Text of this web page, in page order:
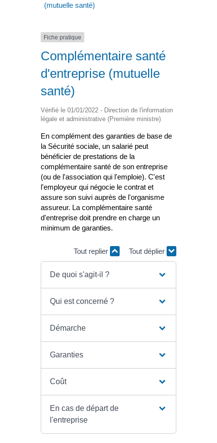
(mutuelle santé)
Fiche pratique
Complémentaire santé
d'entreprise (mutuelle
santé)
Vérifié le 01/01/2022 - Direction de l'information
légale et administrative (Première ministre)
En complément des garanties de base de
la Sécurité sociale, un salarié peut
bénéficier de prestations de la
complémentaire santé de son entreprise
(ou de l'association qui l'emploie). C'est
l'employeur qui négocie le contrat et
assure son suivi auprès de l'organisme
assureur. La complémentaire santé
d'entreprise doit prendre en charge un
minimum de garanties.
Tout replier Tout déplier
De quoi s'agit-il ?
Qui est concerné ?
Démarche
Garanties
Coût
En cas de départ de
l'entreprise